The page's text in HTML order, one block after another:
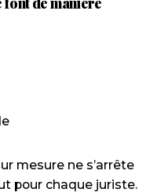
mesure ne s’arrête
pour chaque juriste.